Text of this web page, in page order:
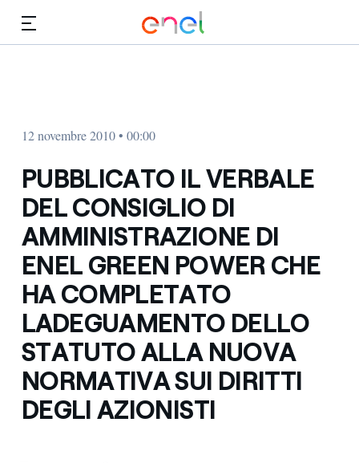
12 novembre 2010 • 00:00
PUBBLICATO IL VERBALE
DEL CONSIGLIO DI
AMMINISTRAZIONE DI
ENEL GREEN POWER CHE
HA COMPLETATO
LADEGUAMENTO DELLO
STATUTO ALLA NUOVA
NORMATIVA SUI DIRITTI
DEGLI AZIONISTI